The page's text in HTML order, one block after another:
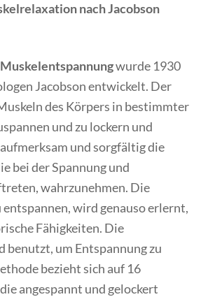
nach Jacobson
wurde 1930
Jacobson entwickelt. Der
des Körpers in bestimmter
und zu lockern und
und sorgfältig die
bei der Spannung und
wahrzunehmen. Die
entspannen, wird genauso erlernt,
Fähigkeiten. Die
benutzt, um Entspannung zu
bezieht sich auf 16
angespannt und gelockert